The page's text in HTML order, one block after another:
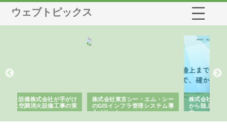
ウェブトピックス
・シー
テム導
株式会社アクアスペースが水中
から陸上まで一貫施工できる理
由
株式会社地盤調査事務所が選ば
れ続ける理由と建設コンサルの
強み